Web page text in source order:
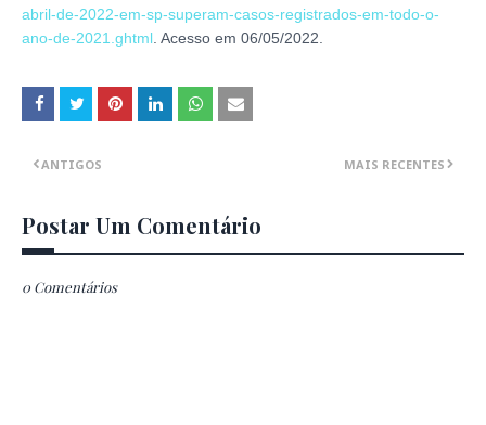
abril-de-2022-em-sp-superam-casos-registrados-em-todo-o-
ano-de-2021.ghtml . Acesso em 06/05/2022.
MAIS RECENTES
ANTIGOS
Postar Um Comentário
0 Comentários